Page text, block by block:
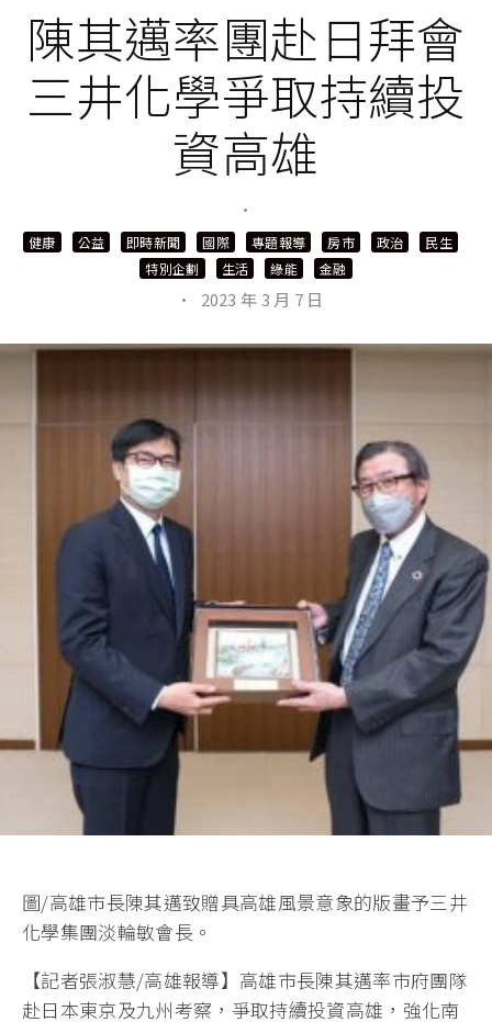
陳其邁率團赴日拜會
三井化學爭取持續投
資高雄
·
健康 公益 即時新聞 國際 專題報導 房市 政治
民生
特別企劃
生活 綠能 金融
· 2023 年 3 月 7 日
圖/高雄市長陳其邁致贈具高雄風景意象的版畫予三井
化學集團淡輪敏會長。
【記者張淑慧/高雄報導】高雄市長陳其邁率市府團隊
赴日本東京及九州考察，爭取持續投資高雄，強化南